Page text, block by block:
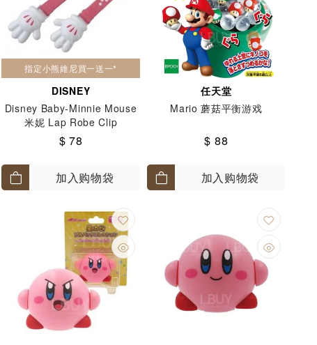
指定小熊維尼買一送一*
DISNEY
Disney Baby-Minnie Mouse
米妮 Lap Robe Clip
$ 78
加入购物袋
任天堂
Mario 蘑菇平衡游戏
$ 88
加入购物袋